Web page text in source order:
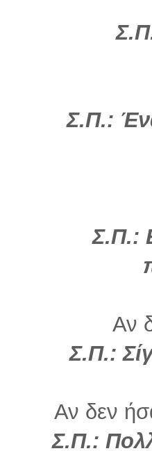
Σ.Π.:
Σ.Π.:
Αν
Σ.Π.:
Αν δεν
Σ.Π.: